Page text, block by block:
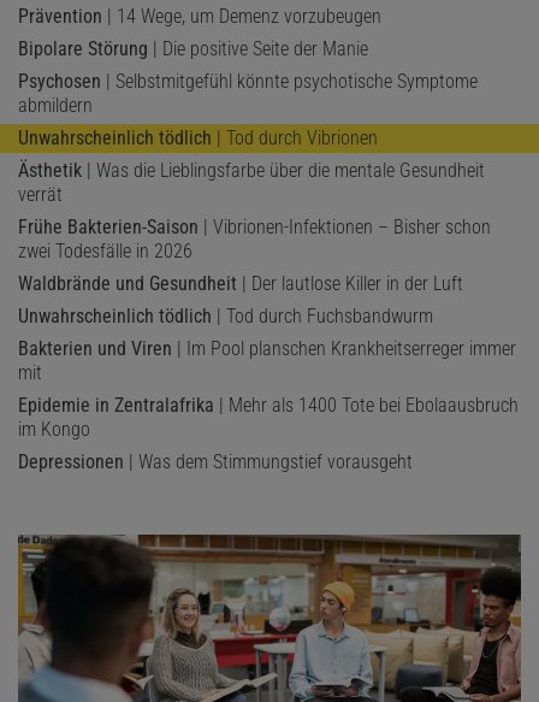
Prävention | 14 Wege, um Demenz vorzubeugen
Bipolare Störung | Die positive Seite der Manie
Psychosen | Selbstmitgefühl könnte psychotische Symptome
abmildern
Unwahrscheinlich tödlich | Tod durch Vibrionen
Ästhetik | Was die Lieblingsfarbe über die mentale Gesundheit
verrät
Frühe Bakterien-Saison | Vibrionen-Infektionen – Bisher schon
zwei Todesfälle in 2026
Waldbrände und Gesundheit | Der lautlose Killer in der Luft
Unwahrscheinlich tödlich | Tod durch Fuchsbandwurm
Bakterien und Viren | Im Pool planschen Krankheitserreger immer
mit
Epidemie in Zentralafrika | Mehr als 1400 Tote bei Ebolaausbruch
im Kongo
Depressionen | Was dem Stimmungstief vorausgeht